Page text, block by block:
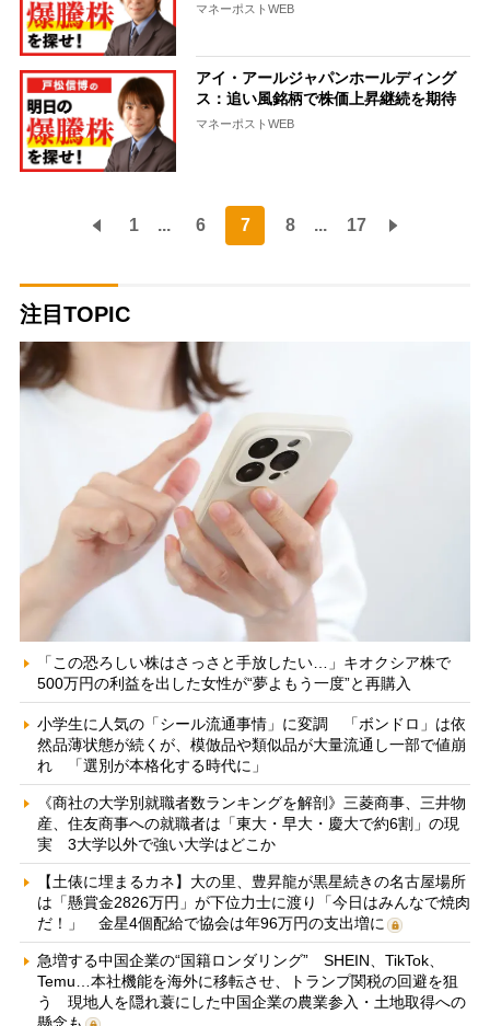
マネーポストWEB
アイ・アールジャパンホールディング
ス：追い風銘柄で株価上昇継続を期待
マネーポストWEB
1 ... 6 7 8 ... 17
注目TOPIC
「この恐ろしい株はさっさと手放したい…」キオクシア株で
500万円の利益を出した女性が“夢よもう一度”と再購入
小学生に人気の「シール流通事情」に変調 「ボンドロ」は依
然品薄状態が続くが、模倣品や類似品が大量流通し一部で値崩
れ 「選別が本格化する時代に」
《商社の大学別就職者数ランキングを解剖》三菱商事、三井物
産、住友商事への就職者は「東大・早大・慶大で約6割」の現
実 3大学以外で強い大学はどこか
【土俵に埋まるカネ】大の里、豊昇龍が黒星続きの名古屋場所
は「懸賞金2826万円」が下位力士に渡り「今日はみんなで焼肉
だ！」 金星4個配給で協会は年96万円の支出増に
急増する中国企業の“国籍ロンダリング” SHEIN、TikTok、
Temu…本社機能を海外に移転させ、トランプ関税の回避を狙
う 現地人を隠れ蓑にした中国企業の農業参入・土地取得への